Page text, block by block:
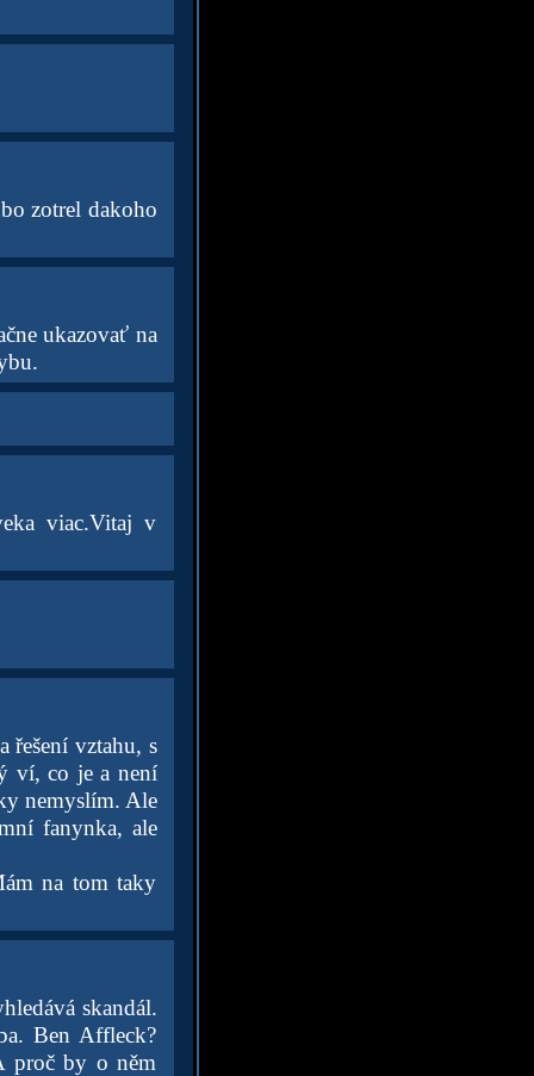
zotrel dakoho
ukazovať na
viac.Vitaj v
řešení vztahu, s
ví, co je a není
nemyslím. Ale
fanynka, ale
na tom taky
skandál.
Ben Affleck?
proč by o něm